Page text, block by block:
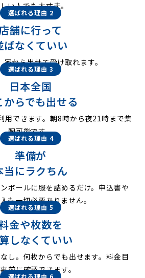
い人でも大丈夫。
選ばれる理由 2
舗に行って
ばなくていい
家から出せて受け取れます。
選ばれる理由 3
日本全国
からでも出せる
用できます。朝8時から夜21時まで集
配可能です。
選ばれる理由 4
準備が
当にラクちん
ボールに服を詰めるだけ。申込書や
も一切必要ありません。
選ばれる理由 5
金や枚数を
しなくていい
し。何枚からでも出せます。料金目
前に確認できます。